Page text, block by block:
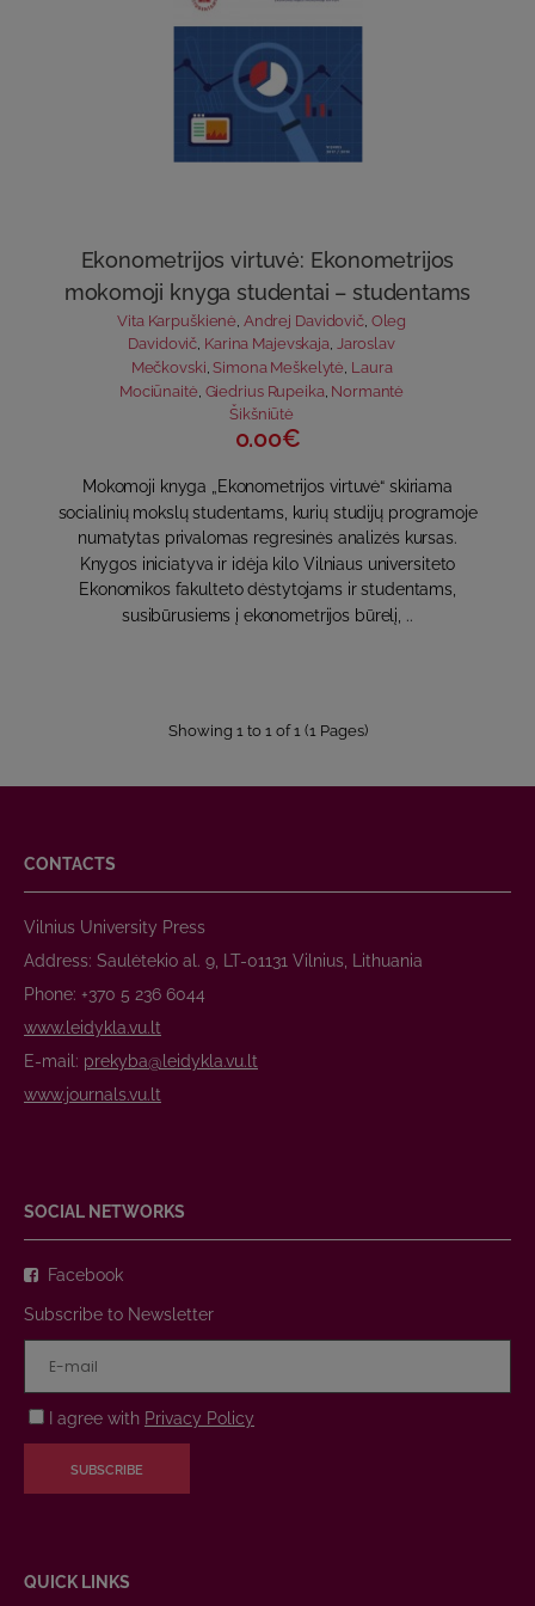
Ekonometrijos virtuvė: Ekonometrijos
mokomoji knyga studentai – studentams
Vita Karpuškienė Andrej Davidovič, Oleg
Davidovič, Karina Majevskaja, Jaroslav
Mečkovski,Simona Meškelytė, Laura
Mociūnaitė Giedrius Rupeika Normantė
Šikšniūtė
0.00€
Mokomoji knyga „Ekonometrijos virtuvė“ skiriama
socialinių mokslų studentams, kurių studijų programoje
numatytas privalomas regresinės analizės kursas.
Knygos iniciatyva ir idėja kilo Vilniaus universiteto
Ekonomikos fakulteto dėstytojams ir studentams,
susibūrusiems į ekonometrijos būrelį, ..
Showing 1 to 1 of 1 (1 Pages)
CONTACTS
Vilnius University Press
Address: Saulėtekio al. 9, LT-01131 Vilnius, Lithuania
Phone: +370 5 236 6044
www.leidykla.vu.lt
E-mail: prekyba@leidykla.vu.lt
www.journals.vu.lt
SOCIAL NETWORKS
Facebook
Subscribe to Newsletter
I agree with Privacy Policy
SUBSCRIBE
QUICK LINKS